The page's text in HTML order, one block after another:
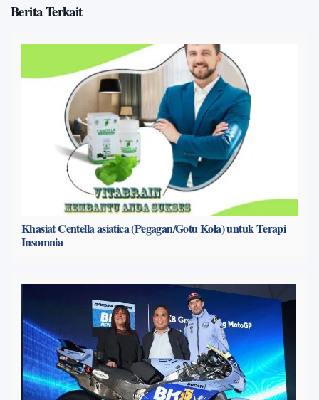
Berita Terkait
Khasiat Centella asiatica (Pegagan/Gotu Kola) untuk Terapi
Insomnia